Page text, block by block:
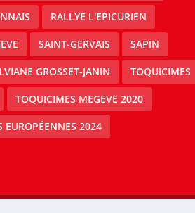
RALLYE L'EPICURIEN
SAINT-GERVAIS SAPIN
GROSSET-JANIN TOQUICIMES
TOQUICIMES MEGEVE 2020
EUROPÉENNES 2024